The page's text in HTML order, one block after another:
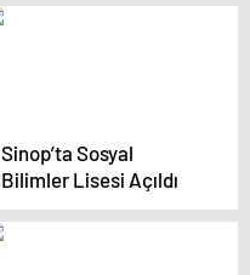
Sinop’ta Sosyal
Bilimler Lisesi Açıldı